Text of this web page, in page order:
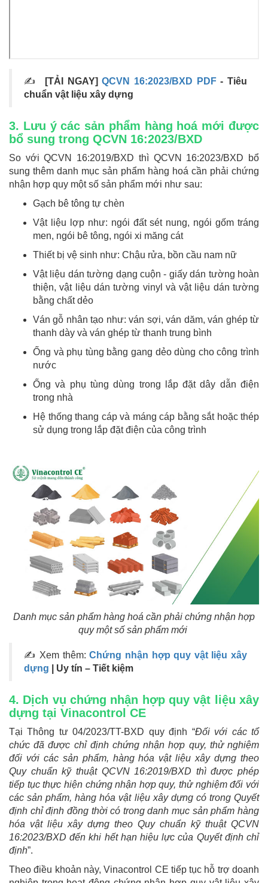
✍ [TẢI NGAY]QCVN 16:2023/BXD PDF- Tiêu
chuẩn vật liệu xây dựng
3. Lưu ý các sản phẩm hàng hoá mới được
bổ sung trong QCVN 16:2023/BXD
So với QCVN 16:2019/BXD thì QCVN 16:2023/BXD bổ
sung thêm danh mục sản phẩm hàng hoá cần phải chứng
nhận hợp quy một số sản phẩm mới như sau:
Gạch bê tông tự chèn
Vật liệu lợp như: ngói đất sét nung, ngói gốm tráng
men, ngói bê tông, ngói xi măng cát
Thiết bị vệ sinh như: Chậu rửa, bồn cầu nam nữ
Vật liệu dán tường dạng cuộn - giấy dán tường hoàn
thiện, vật liệu dán tường vinyl và vật liệu dán tường
bằng chất dẻo
Ván gỗ nhân tạo như: ván sợi, ván dăm, ván ghép từ
thanh dày và ván ghép từ thanh trung bình
Ống và phụ tùng bằng gang dẻo dùng cho công trình
nước
Ống và phụ tùng dùng trong lắp đặt dây dẫn điện
trong nhà
Hệ thống thang cáp và máng cáp bằng sắt hoặc thép
sử dụng trong lắp đặt điện của công trình
Danh mục sản phẩm hàng hoá cần phải chứng nhận hợp
quy một số sản phẩm mới
✍ Xem thêm: Chứng nhận hợp quy vật liệu xây
dựng | Uy tín – Tiết kiệm
4. Dịch vụ chứng nhận hợp quy vật liệu xây
dựng tại Vinacontrol CE
Tại Thông tư 04/2023/TT-BXD quy định “Đối với các tổ
chức đã được chỉ định chứng nhận hợp quy, thử nghiệm
đối với các sản phẩm, hàng hóa vật liệu xây dựng theo
Quy chuẩn kỹ thuật QCVN 16:2019/BXD thì được phép
tiếp tục thực hiện chứng nhận hợp quy, thử nghiệm đối với
các sản phẩm, hàng hóa vật liệu xây dựng có trong Quyết
định chỉ định đồng thời có trong danh mục sản phẩm hàng
hóa vật liệu xây dựng theo Quy chuẩn kỹ thuật QCVN
16:2023/BXD đến khi hết hạn hiệu lực của Quyết định chỉ
định”.
Theo điều khoản này, Vinacontrol CE tiếp tục hỗ trợ doanh